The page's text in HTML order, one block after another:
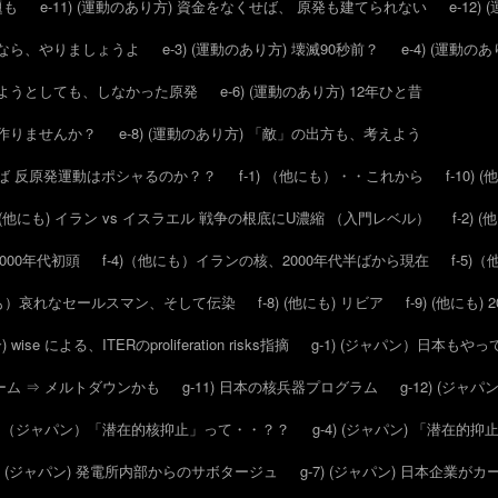
e-11) (運動のあり方) 資金をなくせば、 原発も建てられない
e-12) (
ら、やりましょうよ
e-3) (運動のあり方) 壊滅90秒前？
e-4) (運動の
うとしても、しなかった原発
e-6) (運動のあり方) 12年ひと昔
りませんか？
e-8) (運動のあり方) 「敵」の出方も、考えよう
反原発運動はポシャるのか？？
f-1) （他にも）・・これから
f-10) (
にも) イラン vs イスラエル 戦争の根底にU濃縮 （入門レベル）
f-2) (
年代初頭
f-4)（他にも）イランの核、2000年代半ばから現在
f-5)（
哀れなセールスマン、そして伝染
f-8) (他にも) リビア
f-9) (他にも)
wise による、ITERのproliferation risks指摘
g-1) (ジャパン）日本もやっ
ム ⇒ メルトダウンかも
g-11) 日本の核兵器プログラム
g-12) (ジャパ
ジャパン）「潜在的核抑止」って・・？？
g-4) (ジャパン) 「潜在的抑
(ジャパン) 発電所内部からのサボタージュ
g-7) (ジャパン) 日本企業がカ